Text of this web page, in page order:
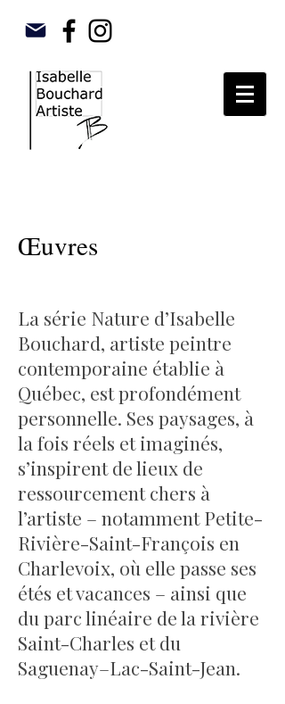
Œuvres
La série Nature d’Isabelle
Bouchard, artiste peintre
contemporaine établie à
Québec, est profondément
personnelle. Ses paysages, à
la fois réels et imaginés,
s’inspirent de lieux de
ressourcement chers à
l’artiste – notamment Petite-
Rivière-Saint-François en
Charlevoix, où elle passe ses
étés et vacances – ainsi que
du parc linéaire de la rivière
Saint-Charles et du
Saguenay–Lac-Saint-Jean.